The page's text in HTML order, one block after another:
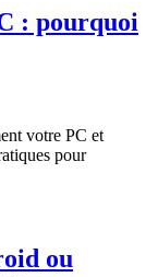
: pourquoi
votre PC et
pour
ou